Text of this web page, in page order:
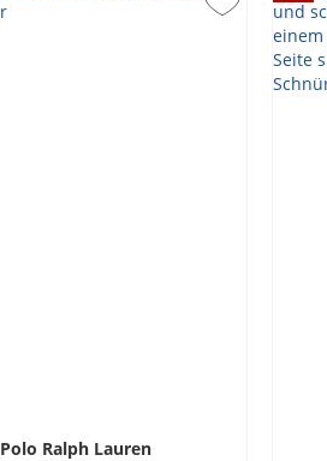
Polo Ralph Lauren